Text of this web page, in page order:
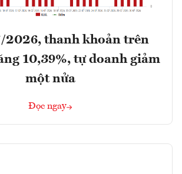
2026, thanh khoản trên
10,39%, tự doanh giảm
một nửa
Đọc ngay